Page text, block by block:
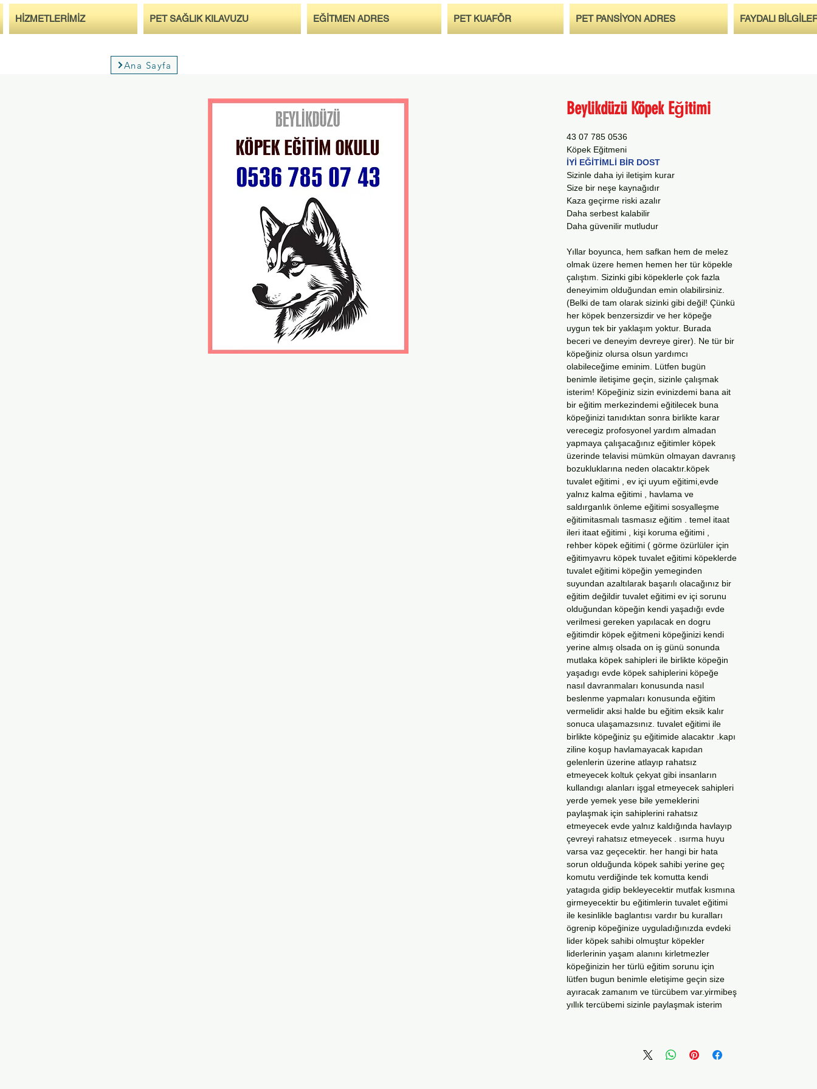
HİZMETLERİMİZ PET SAĞLIK KILAVUZU EĞİTMEN ADRES PET KUAFÖR PET PANSİYON ADRES FAYDALI
Ana Sayfa
Beylikdüzü Köpek Eğitimi
0536 785 07 43
Köpek Eğitmeni
İYİ EĞİTİMLİ BİR DOST
Sizinle daha iyi iletişim kurar
Size bir neşe kaynağıdır
Kaza geçirme riski azalır
Daha serbest kalabilir
Daha güvenilir mutludur
Yıllar boyunca, hem safkan hem de melez
olmak üzere hemen hemen her tür köpekle
çalıştım. Sizinki gibi köpeklerle çok fazla
deneyimim olduğundan emin olabilirsiniz.
(Belki de tam olarak sizinki gibi değil! Çünkü
her köpek benzersizdir ve her köpeğe
uygun tek bir yaklaşım yoktur. Burada
beceri ve deneyim devreye girer). Ne tür bir
köpeğiniz olursa olsun yardımcı
olabileceğime eminim. Lütfen bugün
benimle iletişime geçin, sizinle çalışmak
isterim! Köpeğiniz sizin evinizdemi bana ait
bir eğitim merkezindemi eğitilecek buna
köpeğinizi tanıdıktan sonra birlikte karar
verecegiz profosyonel yardım almadan
yapmaya çalışacağınız eğitimler köpek
üzerinde telavisi mümkün olmayan davranış
bozukluklarına neden olacaktır.köpek
tuvalet eğitimi , ev içi uyum eğitimi,evde
yalnız kalma eğitimi , havlama ve
saldırganlık önleme eğitimi sosyalleşme
eğitimitasmalı tasmasız eğitim . temel itaat
ileri itaat eğitimi , kişi koruma eğitimi ,
rehber köpek eğitimi ( görme özürlüler için
eğitimyavru köpek tuvalet eğitimi köpeklerde
tuvalet eğitimi köpeğin yemeginden
suyundan azaltılarak başarılı olacağınız bir
eğitim değildir tuvalet eğitimi ev içi sorunu
olduğundan köpeğin kendi yaşadığı evde
verilmesi gereken yapılacak en dogru
eğitimdir köpek eğitmeni köpeğinizi kendi
yerine almış olsada on iş günü sonunda
mutlaka köpek sahipleri ile birlikte köpeğin
yaşadıgı evde köpek sahiplerini köpeğe
nasıl davranmaları konusunda nasıl
beslenme yapmaları konusunda eğitim
vermelidir aksi halde bu eğitim eksik kalır
sonuca ulaşamazsınız. tuvalet eğitimi ile
birlikte köpeğiniz şu eğitimide alacaktır .kapı
ziline koşup havlamayacak kapıdan
gelenlerin üzerine atlayıp rahatsız
etmeyecek koltuk çekyat gibi insanların
kullandıgı alanları işgal etmeyecek sahipleri
yerde yemek yese bile yemeklerini
paylaşmak için sahiplerini rahatsız
etmeyecek evde yalnız kaldığında havlayıp
çevreyi rahatsız etmeyecek . ısırma huyu
varsa vaz geçecektir. her hangi bir hata
sorun olduğunda köpek sahibi yerine geç
komutu verdiğinde tek komutta kendi
yatagıda gidip bekleyecektir mutfak kısmına
girmeyecektir bu eğitimlerin tuvalet eğitimi
ile kesinlikle baglantısı vardır bu kuralları
ögrenip köpeğinize uyguladığınızda evdeki
lider köpek sahibi olmuştur köpekler
liderlerinin yaşam alanını kirletmezler
köpeğinizin her türlü eğitim sorunu için
lütfen bugun benimle eletişime geçin size
ayıracak zamanım ve türcübem var.yirmibeş
yıllık tercübemi sizinle paylaşmak isterim